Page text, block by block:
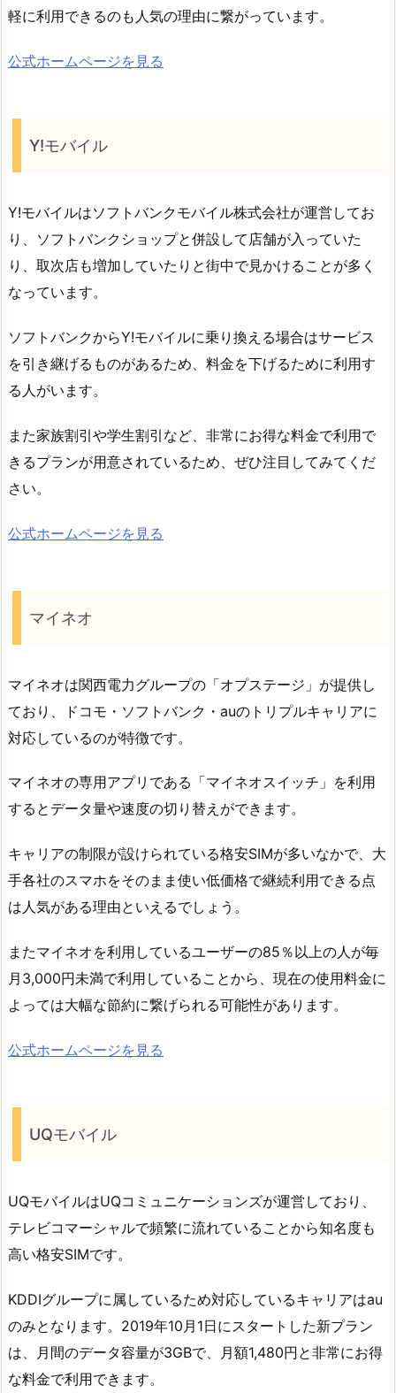
軽に利用できるのも人気の理由に繋がっています。
公式ホームページを見る
Y!モバイル
Y!モバイルはソフトバンクモバイル株式会社が運営してお
り、ソフトバンクショップと併設して店舗が入っていた
り、取次店も増加していたりと街中で見かけることが多く
なっています。
ソフトバンクからY!モバイルに乗り換える場合はサービス
を引き継げるものがあるため、料金を下げるために利用す
る人がいます。
また家族割引や学生割引など、非常にお得な料金で利用で
きるプランが用意されているため、ぜひ注目してみてくだ
さい。
公式ホームページを見る
マイネオ
マイネオは関西電力グループの「オプステージ」が提供し
ており、ドコモ・ソフトバンク・auのトリプルキャリアに
対応しているのが特徴です。
マイネオの専用アプリである「マイネオスイッチ」を利用
するとデータ量や速度の切り替えができます。
キャリアの制限が設けられている格安SIMが多いなかで、大
手各社のスマホをそのまま使い低価格で継続利用できる点
は人気がある理由といえるでしょう。
またマイネオを利用しているユーザーの85％以上の人が毎
月3,000円未満で利用していることから、現在の使用料金に
よっては大幅な節約に繋げられる可能性があります。
公式ホームページを見る
UQモバイル
UQモバイルはUQコミュニケーションズが運営しており、
テレビコマーシャルで頻繁に流れていることから知名度も
高い格安SIMです。
KDDIグループに属しているため対応しているキャリアはau
のみとなります。2019年10月1日にスタートした新プラン
は、月間のデータ容量が3GBで、月額1,480円と非常にお得
な料金で利用できます。